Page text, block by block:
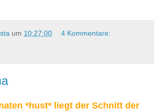
um 10:27:00 4 Kommentare:
*hust* liegt der Schnitt der